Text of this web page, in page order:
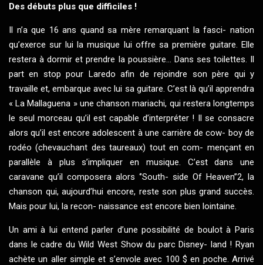
Des débuts plus que difficiles !
Il n’a que 16 ans quand sa mère remarquant la fasci- nation
qu’exerce sur lui la musique lui offre sa première guitare. Elle
restera à dormir et prendre la poussière... Dans ses toilettes. Il
part en stop pour Laredo afin de rejoindre son père qui y
travaille et, embarque avec lui sa guitare. C’est là qu’il apprendra
« La Mallaguena » une chanson mariachi, qui restera longtemps
le seul morceau qu’il est capable d’interpréter ! Il se consacre
alors qu’il est encore adolescent à une carrière de cow- boy de
rodéo (chevauchant des taureaux) tout en com- mençant en
parallèle à plus s’impliquer en musique. C’est dans une
caravane qu’il composera alors ‘’South- side Of Heaven’’2, la
chanson qui, aujourd’hui encore, reste son plus grand succès.
Mais pour lui, la recon- naissance est encore bien lointaine.
Un ami à lui entend parler d’une possibilité de boulot à Paris
dans le cadre du Wild West Show du parc Disney- land ! Ryan
achète un aller simple et s’envole avec 100 $ en poche. Arrivé